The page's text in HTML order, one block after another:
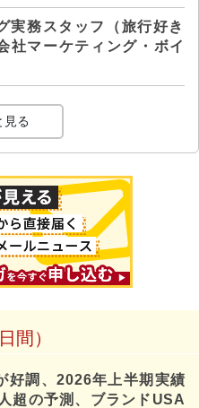
実務スタッフ（旅行好き
社マーケティング・ボイ
見る
間）
好調、2026年上半期実績
超の予測、ブランドUSA